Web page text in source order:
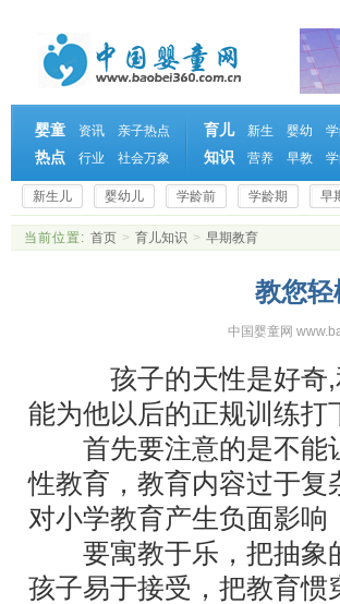
婴童
热点
资讯
亲子热点
行业
社会万象
育儿
知识
新生 婴幼
营养
早教
新生儿 婴幼儿 学龄前 学龄期 早
当前位置: 首页 > 育儿知识 > 早期教育
教您轻
中国婴童网
孩子的天性是好奇,和
能为他以后的正规训练打
首先要注意的是不能
性教育，教育内容过于
对小学教育产生负面影响
要寓教于乐，把抽象
孩子易于接受，把教育